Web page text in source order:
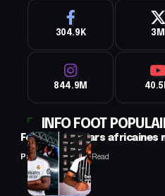
304.9K 3M
844.9M
INFO FOOT
Football : 2 stars africaines
Panafrofoot2 Min Read